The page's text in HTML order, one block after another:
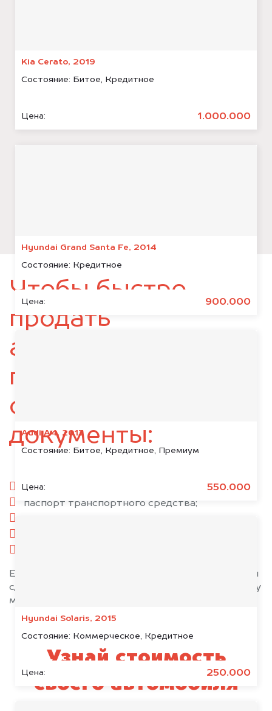
Kia Cerato, 2019
Состояние: Битое, Кредитное
Цена: 1.000.000
Hyundai Grand Santa Fe, 2014
Состояние: Кредитное
Цена: 900.000
Audi A4, 2013
Состояние: Битое, Кредитное, Премиум
Цена: 550.000
Hyundai Solaris, 2015
Состояние: Коммерческое, Кредитное
Цена: 250.000
Чтобы быстро
продать
автомобиль,
подготовьте
следующие
документы:
паспорт гражданина РФ;
паспорт транспортного средства;
Если у вас нет всех документов, то наши юристы
сделают всё возможное, чтобы оформить сделку
максимально быстро!
Узнай стоимость
своего автомобиля